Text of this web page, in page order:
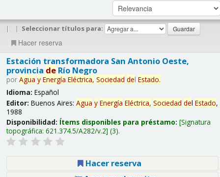
| | Seleccionar títulos para:
Hacer reserva
Estación transformadora San Antonio Oeste,
provincia deRío Negro
por Agua y Energía Eléctrica, Sociedad del Estado.
Idioma: Español
Editor: Buenos Aires: Agua y Energía Eléctrica, Sociedad del Estado,
1988
Disponibilidad: Ítems disponibles para préstamo: Signatura
topográfica: 621.374.5/A282/v.2 (3).
Hacer reserva